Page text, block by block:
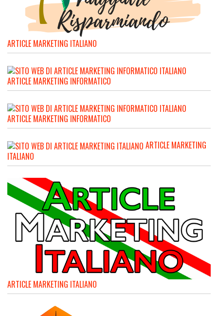
ARTICLE MARKETING ITALIANO
ARTICLE MARKETING INFORMATICO
ARTICLE MARKETING INFORMATICO
ARTICLE MARKETING
ITALIANO
ARTICLE MARKETING ITALIANO